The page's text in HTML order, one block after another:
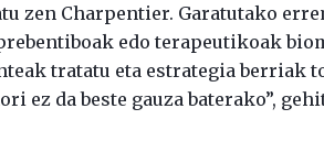
zen Charpentier. Garatutako
edo terapeutikoak
tratatu eta estrategia berriak
ez da beste gauza baterako”,